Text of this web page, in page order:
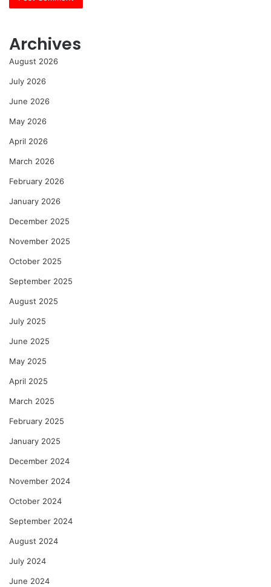
Archives
August 2026
July 2026
June 2026
May 2026
April 2026
March 2026
February 2026
January 2026
December 2025
November 2025
October 2025
September 2025
August 2025
July 2025
June 2025
May 2025
April 2025
March 2025
February 2025
January 2025
December 2024
November 2024
October 2024
September 2024
August 2024
July 2024
June 2024